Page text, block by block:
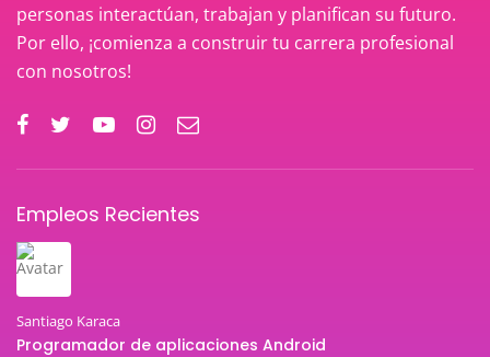
personas interactúan, trabajan y planifican su futuro.
Por ello, ¡comienza a construir tu carrera profesional
con nosotros!
Empleos Recientes
Santiago Karaca
Programador de aplicaciones Android